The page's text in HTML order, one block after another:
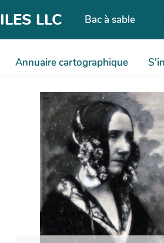
LLC Bac à sable
Annuaire cartographique